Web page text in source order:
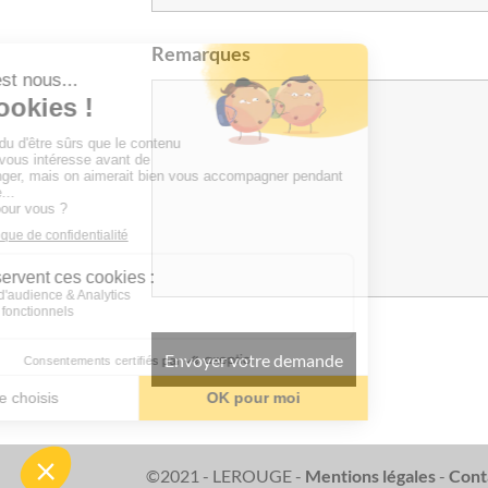
Remarques
©2021 - LEROUGE - Mentions légales -